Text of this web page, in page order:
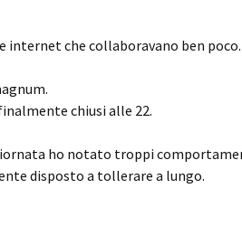
internet che collaboravano ben poco.
chiusi alle 22.
ho notato troppi
disposto a tollerare a lungo.